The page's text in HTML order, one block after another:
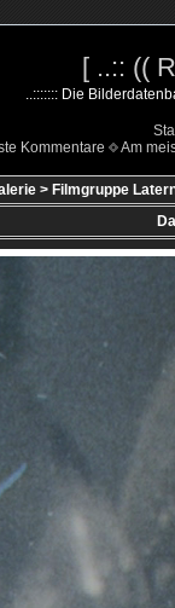
[ ..:: ((
..::::::: Die
Kommentare Am
> Filmgruppe